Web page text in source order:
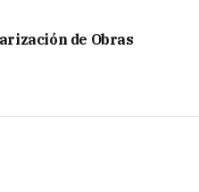
de Obras